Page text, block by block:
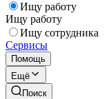
Ищу работу
Ищу работу
Ищу сотрудника
Сервисы
Помощь
Ещё
Поиск